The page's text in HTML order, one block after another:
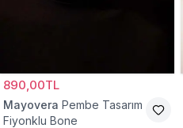
890,00TL
Mayovera Pembe Tasarım
Fiyonklu Bone